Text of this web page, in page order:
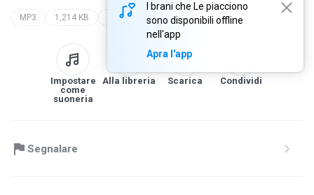
I brani che Le piacciono
sono disponibili offline
nell'app
Apra l'app
MP3 1,214 KB Dawah kh abdulmu'in
Impostare
come
suoneria
Alla libreria Scarica Condividi
Segnalare